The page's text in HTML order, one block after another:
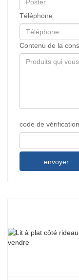
Téléphone
Contenu de la
code de vérification
envoyer